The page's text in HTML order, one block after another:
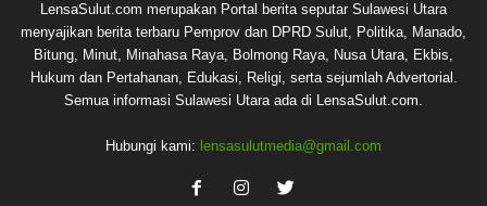
LensaSulut.com merupakan Portal berita seputar Sulawesi Utara
menyajikan berita terbaru Pemprov dan DPRD Sulut, Politika, Manado,
Bitung, Minut, Minahasa Raya, Bolmong Raya, Nusa Utara, Ekbis,
Hukum dan Pertahanan, Edukasi, Religi, serta sejumlah Advertorial.
Semua informasi Sulawesi Utara ada di LensaSulut.com.
Hubungi kami: lensasulutmedia@gmail.com